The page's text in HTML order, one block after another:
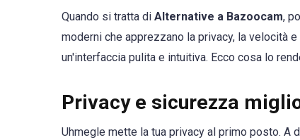
Quando si tratta di Alternative a Bazoocam,
moderni che apprezzano la privacy, la velocità
un'interfaccia pulita e intuitiva. Ecco cosa lo
Privacy e sicurezza
Uhmegle mette la tua privacy al primo posto.